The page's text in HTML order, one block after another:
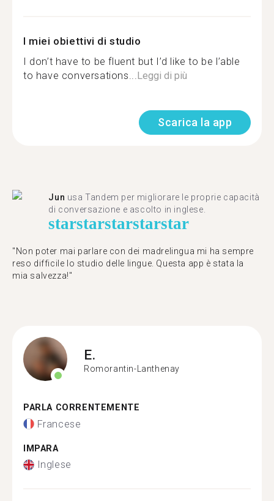
I miei obiettivi di studio
I don’t have to be fluent but I’d like to be l’able
to have conversations...Leggi di più
Scarica la app
Jun usa Tandem per migliorare le proprie capacità
di conversazione e ascolto in inglese.
starstarstarstarstar
"Non poter mai parlare con dei madrelingua mi ha sempre
reso difficile lo studio delle lingue. Questa app è stata la
mia salvezza!"
E.
Romorantin-Lanthenay
PARLA CORRENTEMENTE
Francese
IMPARA
Inglese